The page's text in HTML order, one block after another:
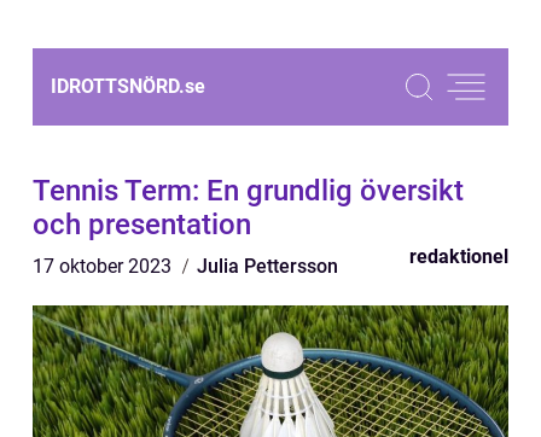
IDROTTSNÖRD.se
Tennis Term: En grundlig översikt
och presentation
17 oktober 2023 Julia Pettersson redaktionel